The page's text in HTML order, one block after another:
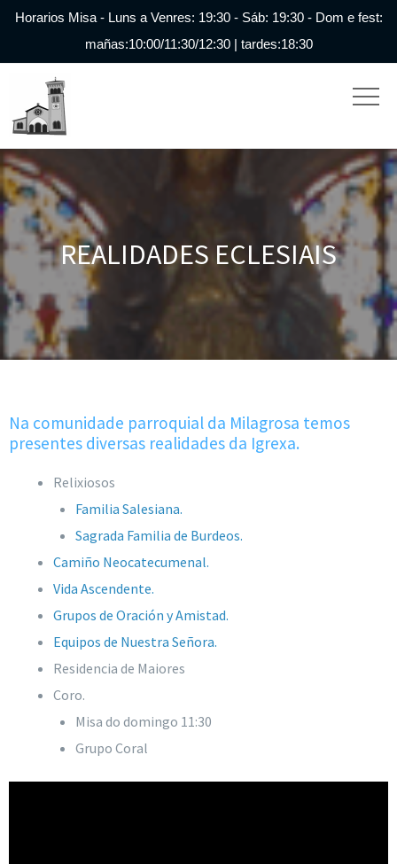
Horarios Misa - Luns a Venres: 19:30 - Sáb: 19:30 - Dom e fest:
mañas:10:00/11:30/12:30 | tardes:18:30
REALIDADES ECLESIAIS
Na comunidade parroquial da Milagrosa temos
presentes diversas realidades da Igrexa.
Relixiosos
Familia Salesiana.
Sagrada Familia de Burdeos.
Camiño Neocatecumenal.
Vida Ascendente.
Grupos de Oración y Amistad.
Equipos de Nuestra Señora.
Residencia de Maiores
Coro.
Misa do domingo 11:30
Grupo Coral